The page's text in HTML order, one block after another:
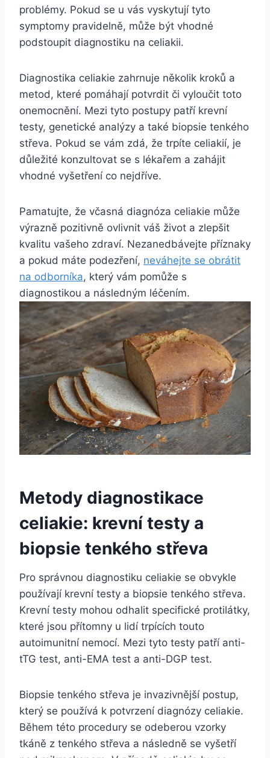
problémy. Pokud se u vás vyskytují tyto
symptomy pravidelně, může být vhodné
podstoupit diagnostiku na celiakii.
Diagnostika celiakie zahrnuje několik kroků a
metod, které pomáhají potvrdit či vyloučit toto
onemocnění. Mezi tyto postupy patří krevní
testy, genetické analýzy a také biopsie tenkého
střeva. Pokud se vám zdá, že trpíte celiakií, je
důležité konzultovat se s lékařem a zahájit
vhodné vyšetření co nejdříve.
Pamatujte, že včasná diagnóza celiakie může
výrazně pozitivně ovlivnit váš život a zlepšit
kvalitu vašeho zdraví. Nezanedbávejte příznaky
a pokud máte podezření, neváhejte se obrátit
na odborníka, který vám pomůže s
diagnostikou a následným léčením.
Metody diagnostikace
celiakie: krevní testy a
biopsie tenkého střeva
Pro správnou diagnostiku celiakie se obvykle
používají krevní testy a biopsie tenkého střeva.
Krevní testy mohou odhalit specifické protilátky,
které jsou přítomny u lidí trpících touto
autoimunitní nemocí. Mezi tyto testy patří anti-
tTG test, anti-EMA test a anti-DGP test.
Biopsie tenkého střeva je invazivnější postup,
který se používá k potvrzení diagnózy celiakie.
Během této procedury se odeberou vzorky
tkáně z tenkého střeva a následně se vyšetří